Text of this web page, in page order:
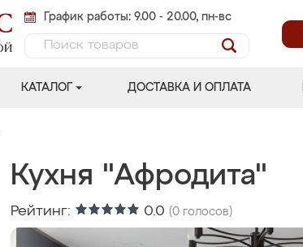
График работы: 9.00 - 20.00, пн-вс
КАТАЛОГ ДОСТАВКА И ОПЛАТА
Кухня "Афродита"
Рейтинг: 0.0 (0 голосов)